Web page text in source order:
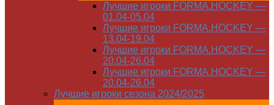
Лучшие игроки FORMA.HOCKEY —
01.04-05.04
Лучшие игроки FORMA.HOCKEY —
13.04-19.04
Лучшие игроки FORMA.HOCKEY —
20.04-26.04
Лучшие игроки FORMA.HOCKEY —
20.04-26.04
Лучшие игроки сезона 2024/2025